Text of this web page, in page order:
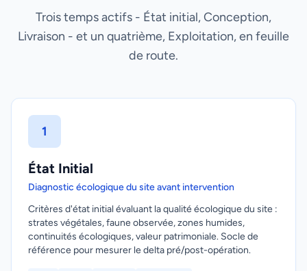
Trois temps actifs - État initial, Conception,
Livraison - et un quatrième, Exploitation, en feuille
de route.
1
État Initial
Diagnostic écologique du site avant intervention
Critères d'état initial évaluant la qualité écologique du site :
strates végétales, faune observée, zones humides,
continuités écologiques, valeur patrimoniale. Socle de
référence pour mesurer le delta pré/post-opération.